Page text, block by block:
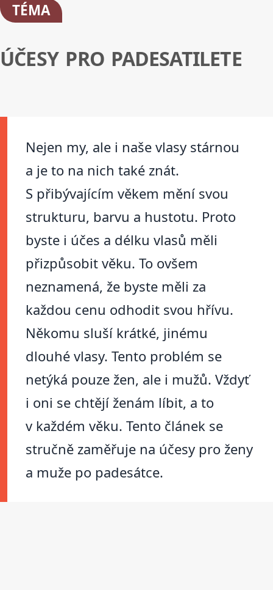
TÉMA
ÚČESY PRO PADESATILETE
Nejen my, ale i naše vlasy stárnou
a je to na nich také znát.
S přibývajícím věkem mění svou
strukturu, barvu a hustotu. Proto
byste i účes a délku vlasů měli
přizpůsobit věku. To ovšem
neznamená, že byste měli za
každou cenu odhodit svou hřívu.
Někomu sluší krátké, jinému
dlouhé vlasy. Tento problém se
netýká pouze žen, ale i mužů. Vždyť
i oni se chtějí ženám líbit, a to
v každém věku. Tento článek se
stručně zaměřuje na účesy pro ženy
a muže po padesátce.